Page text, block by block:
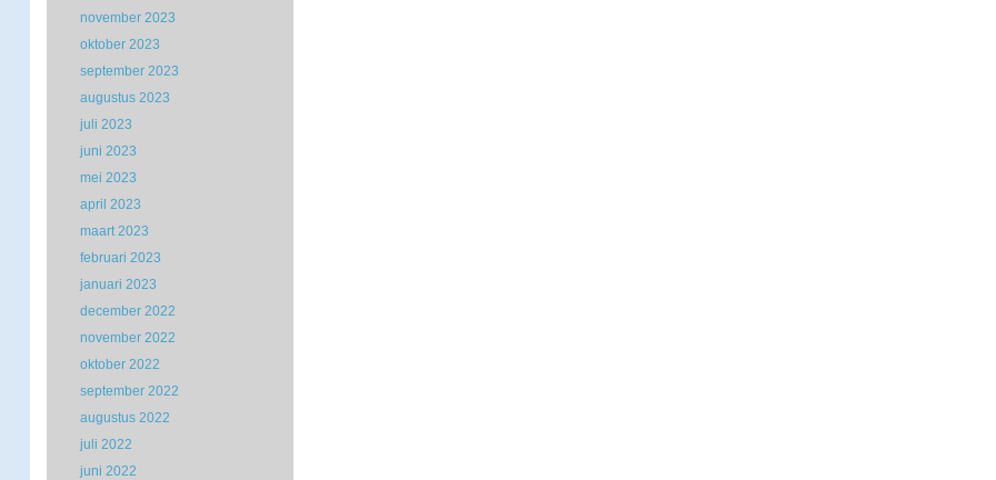
november 2023
oktober 2023
september 2023
augustus 2023
juli 2023
juni 2023
mei 2023
april 2023
maart 2023
februari 2023
januari 2023
december 2022
november 2022
oktober 2022
september 2022
augustus 2022
juli 2022
juni 2022